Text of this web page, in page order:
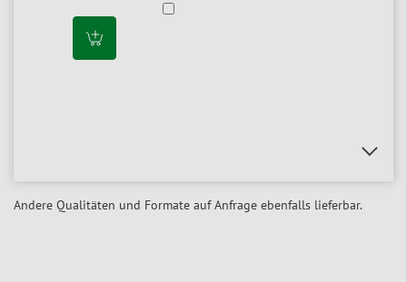
Andere Qualitäten und Formate auf Anfrage ebenfalls lieferbar.